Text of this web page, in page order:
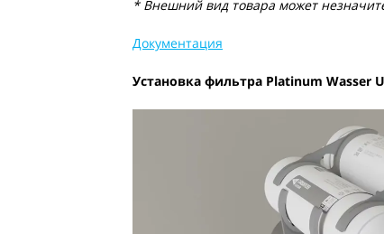
* Внешний вид товара может
Документация
Установка фильтра Platinum Wasser